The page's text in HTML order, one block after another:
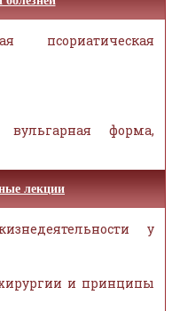
псориатическая
вульгарная форма,
лекции
у
и принципы